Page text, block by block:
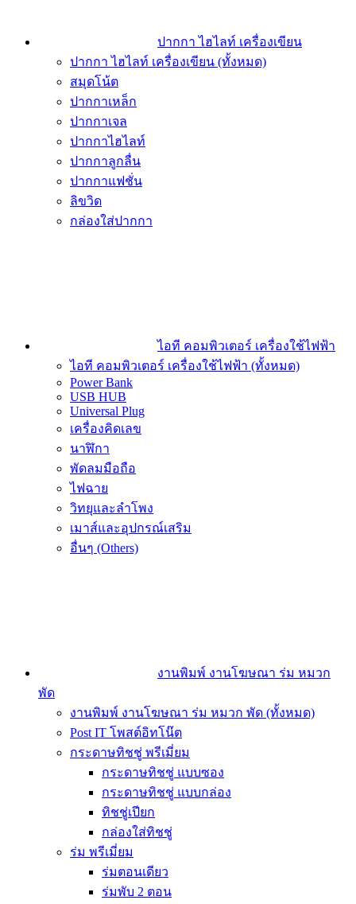
ปากกา ไฮไลท์ เครื่องเขียน
ปากกา ไฮไลท์ เครื่องเขียน (ทั้งหมด)
สมุดโน้ต
ปากกาเหล็ก
ปากกาเจล
ปากกาไฮไลท์
ปากกาลูกลื่น
ปากกาแฟชั่น
ลิขวิด
กล่องใส่ปากกา
ไอที คอมพิวเตอร์ เครื่องใช้ไฟฟ้า
ไอที คอมพิวเตอร์ เครื่องใช้ไฟฟ้า (ทั้งหมด)
Power Bank
USB HUB
Universal Plug
เครื่องคิดเลข
นาฬิกา
พัดลมมือถือ
ไฟฉาย
วิทยุและลำโพง
เมาส์และอุปกรณ์เสริม
อื่นๆ (Others)
งานพิมพ์ งานโฆษณา ร่ม หมวก
พัด
งานพิมพ์ งานโฆษณา ร่ม หมวก พัด (ทั้งหมด)
Post IT โพสต์อิทโน๊ต
กระดาษทิชชู่ พรีเมี่ยม
กระดาษทิชชู่ แบบซอง
กระดาษทิชชู่ แบบกล่อง
ทิชชู่เปียก
กล่องใส่ทิชชู่
ร่ม พรีเมี่ยม
ร่มตอนเดียว
ร่มพับ 2 ตอน